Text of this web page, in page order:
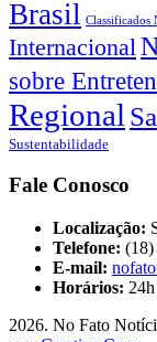
Brasil Classificados
Internacional
sobre
Regional
Sustentabilidade
Fale Conosco
Localização:
Telefone: (18)
E-mail:
Horários:
2026. No Fato